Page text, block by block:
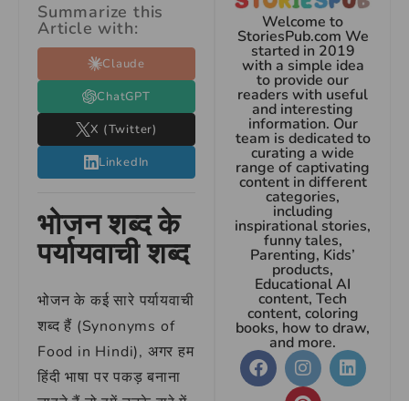
Summarize this
Article with:
Claude
ChatGPT
X (Twitter)
LinkedIn
भोजन शब्द के
पर्यायवाची शब्द
भोजन के कई सारे पर्यायवाची
शब्द हैं (Synonyms of
Food in Hindi), अगर हम
हिंदी भाषा पर पकड़ बनाना
Welcome to
StoriesPub.com We
started in 2019
with a simple idea
to provide our
readers with useful
and interesting
information. Our
team is dedicated to
curating a wide
range of captivating
content in different
categories,
including
inspirational stories,
funny tales,
Parenting, Kids’
products,
Educational AI
content, Tech
content, coloring
books, how to draw,
and more.